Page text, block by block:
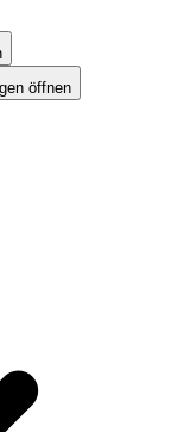
öffnen